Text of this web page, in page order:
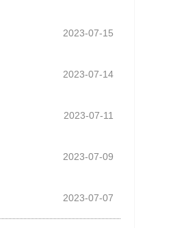
2023-07-15
2023-07-14
2023-07-11
2023-07-09
2023-07-07